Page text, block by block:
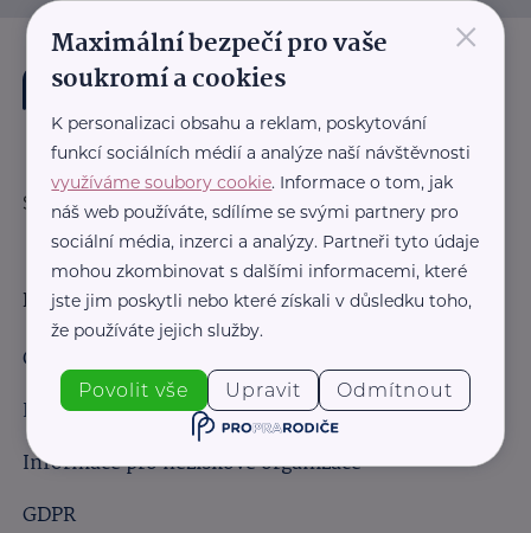
Sledujte nás:
Důležité odkazy
Obchodní podmínky
Informace pro obchodní partnery
Informace pro neziskové organizace
GDPR
×
Maximální bezpečí pro vaše
soukromí a cookies
K personalizaci obsahu a reklam, poskytování
funkcí sociálních médií a analýze naší návštěvnosti
využíváme soubory cookie. Informace o tom, jak
náš web používáte, sdílíme se svými partnery pro
sociální média, inzerci a analýzy. Partneři tyto údaje
mohou zkombinovat s dalšími informacemi, které
jste jim poskytli nebo které získali v důsledku toho,
že používáte jejich služby.
Povolit vše Upravit Odmítnout